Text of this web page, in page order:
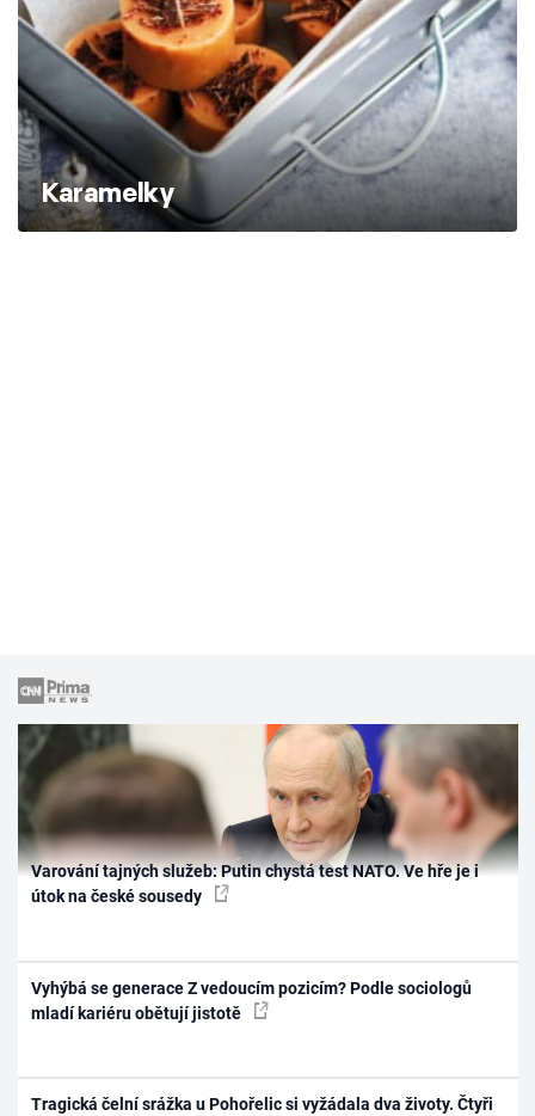
Karamelky
Varování tajných služeb: Putin chystá test NATO. Ve hře je i
útok na české sousedy
Vyhýbá se generace Z vedoucím pozicím? Podle sociologů
mladí kariéru obětují jistotě
Tragická čelní srážka u Pohořelic si vyžádala dva životy. Čtyři